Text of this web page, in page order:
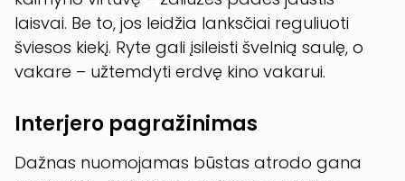
laisvai. Be to, jos leidžia lanksčiai reguliuoti
šviesos kiekį. Ryte gali įsileisti švelnią saulę, o
vakare – užtemdyti erdvę kino vakarui.
Interjero pagražinimas
Dažnas nuomojamas būstas atrodo gana